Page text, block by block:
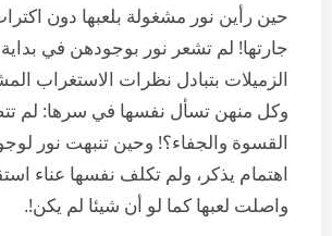
حين رأين نور مشغولة بلعبها دون
جارتها! لم تشعر نور بوجودهن في بداية
الزميلات بتبادل نظرات الاستغراب
وكل منهن تسأل نفسها في سرها: لم
القسوة والجفاء؟! وحين تنبهت نور
اهتمام يذكر، ولم تكلف نفسها عناء
واصلت لعبها كما لو أن شيئا لم يكن!.